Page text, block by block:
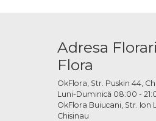
încât surpriza să fie exact așa cum ți-ai
online
Adresa
Flora
OkFlora, Str. Puskin 44,
Luni-Duminică 08:00 -
OkFlora Buiucani, Str. Ion
Chisinau